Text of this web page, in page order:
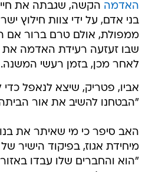
האדמה
בני אדם, על ידי צוות חילוץ
ממפולת, אולם טרם ברור אם
שבו זעזעה רעידת האדמה את
לאחר מכן, בזמן רעשי המשנה.
אביו, פטריק, שיצא לנאפל
"הבטחנו להשיב את אור הביתה,
האב סיפר כי מי שאיתר את
מיחידת אגוז, בפיקוד הישיר
"הוא והחברים שלו עבדו